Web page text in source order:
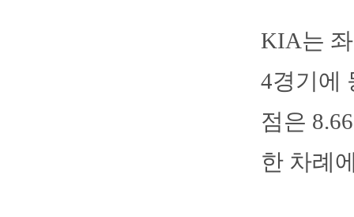
KIA는
4경기에
점은
한 차례